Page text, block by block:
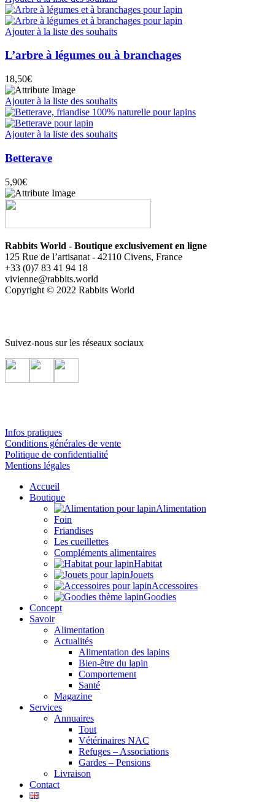
Ajouter à la liste des souhaits
L’arbre à légumes ou à branchages
18,50€
Ajouter à la liste des souhaits
Ajouter à la liste des souhaits
Betterave
5,90€
Rabbits World - Boutique exclusivement en ligne
125 Rue de l’artisanat - 42110 Civens, France
+33 (0)7 83 41 94 18
vivienne@rabbits.world
Copyright © 2022 Rabbits World
Suivez-nous sur les réseaux sociaux
Infos pratiques
Conditions générales de vente
Politique de confidentialité
Mentions légales
Accueil
Boutique
Alimentation
Foin
Friandises
Les cueillettes
Compléments alimentaires
Habitat
Jouets
Accessoires
Goodies
Concept
Savoir
Alimentation
Actualités
Alimentation des lapins
Bien-être du lapin
Comportement
Santé
Magazine
Services
Annuaires
Tout
Vétérinaires NAC
Refuges – Associations
Gardes – Pensions
Livraison
Contact